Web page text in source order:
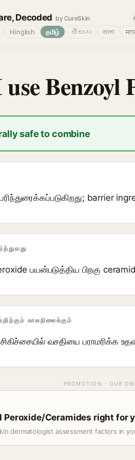
Decoded by CureSkin
Hinglish தமிழ் తెలుగు বাংলা
Benzoyl
safe to combine
barrier
பயன்படுத்திய பிறகு
காலநிலைக்கும்
வசதியை பராமரிக்க
PROMOTION · OUR
Peroxide/Ceramides right for
dermatologist assessment factors in